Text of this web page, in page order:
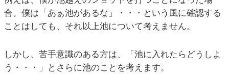
合。僕は「あぁ池があるな」・・・という風に確認する
ことはしても、それ以上池について考えません。
しかし、苦手意識のある方は、「池に入れたらどうしよ
う・・・」とさらに池のことを考えます。